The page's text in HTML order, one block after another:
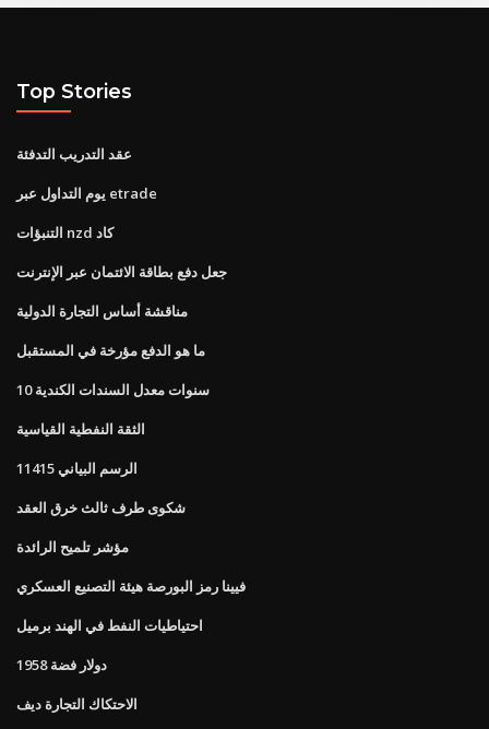
Top Stories
عقد التدريب التدفئة
يوم التداول عبر etrade
التنبؤات nzd كاد
جعل دفع بطاقة الائتمان عبر الإنترنت
مناقشة أساس التجارة الدولية
ما هو الدفع مؤرخة في المستقبل
10 سنوات معدل السندات الكندية
الثقة النفطية القياسية
الرسم البياني 11415
شكوى طرف ثالث خرق العقد
مؤشر تلميح الرائدة
فيينا رمز البورصة هيئة التصنيع العسكري
احتياطيات النفط في الهند برميل
1958 دولار فضة
الاحتكاك التجارة ديف